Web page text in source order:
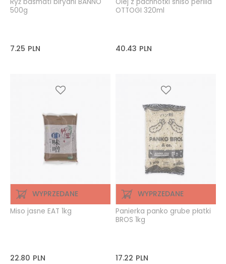
500g
7.25 PLN
OTTOGI 320ml
40.43 PLN
WYPRZEDANE
Miso jasne EAT 1kg
22.80 PLN
WYPRZEDANE
Panierka panko grube płatki
BROS 1kg
17.22 PLN